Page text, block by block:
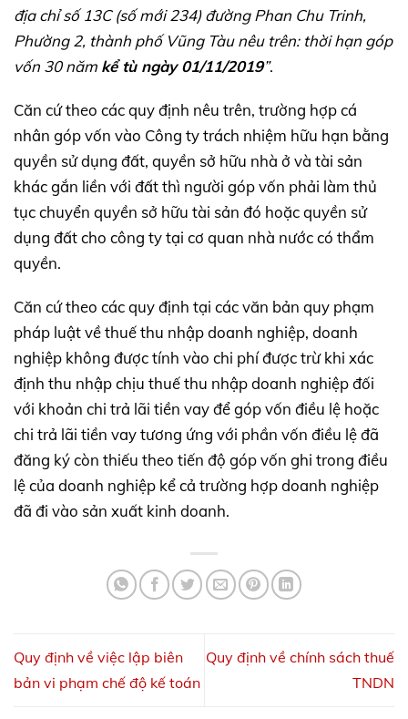
địa chỉ số 13C (số mới 234) đường Phan Chu Trinh,
Phường 2, thành phố Vũng Tàu nêu trên: thời hạn góp
vốn 30 năm kể tù ngày 01/11/2019”.
Căn cứ theo các quy định nêu trên, trường hợp cá
nhân góp vốn vào Công ty trách nhiệm hữu hạn bằng
quyền sử dụng đất, quyền sở hữu nhà ở và tài sản
khác gắn liền với đất thì người góp vốn phải làm thủ
tục chuyển quyền sở hữu tài sản đó hoặc quyền sử
dụng đất cho công ty tại cơ quan nhà nước có thẩm
quyền.
Căn cứ theo các quy định tại các văn bản quy phạm
pháp luật về thuế thu nhập doanh nghiệp, doanh
nghiệp không được tính vào chi phí được trừ khi xác
định thu nhập chịu thuế thu nhập doanh nghiệp đối
với khoản chi trả lãi tiền vay để góp vốn điều lệ hoặc
chi trả lãi tiền vay tương ứng với phần vốn điều lệ đã
đăng ký còn thiếu theo tiến độ góp vốn ghi trong điều
lệ của doanh nghiệp kể cả trường hợp doanh nghiệp
đã đi vào sản xuất kinh doanh.
Quy định về việc lập biên
bản vi phạm chế độ kế toán
Quy định về chính sách thuế
TNDN